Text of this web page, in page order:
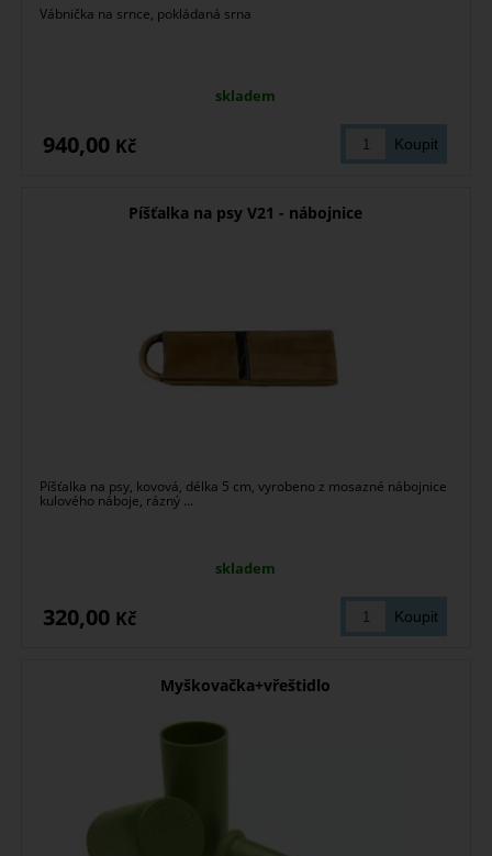
Vábnička na srnce, pokládaná srna
skladem
940,00 Kč
Píšťalka na psy V21 - nábojnice
Píšťalka na psy, kovová, délka 5 cm, vyrobeno z mosazné nábojnice
kulového náboje, rázný ...
skladem
320,00 Kč
Myškovačka+vřeštidlo